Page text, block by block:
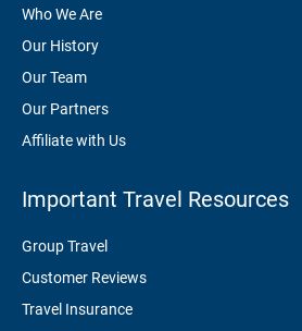
Who We Are
Our History
Our Team
Our Partners
Affiliate with Us
Important Travel Resources
Group Travel
Customer Reviews
Travel Insurance